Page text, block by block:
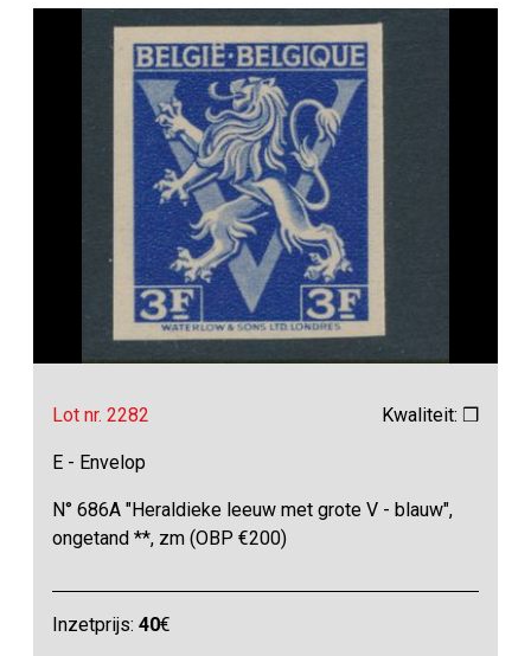
Lot nr. 2282 Kwaliteit: ❒
E - Envelop
N° 686A "Heraldieke leeuw met grote V - blauw",
ongetand **, zm (OBP €200)
Inzetprijs:40€